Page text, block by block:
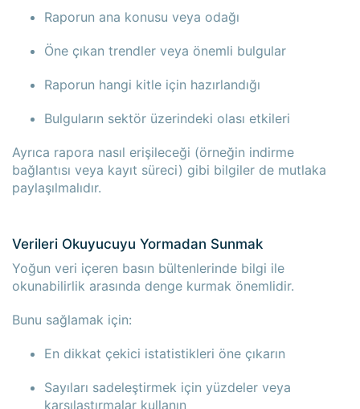
Raporun ana konusu veya odağı
Öne çıkan trendler veya önemli bulgular
Raporun hangi kitle için hazırlandığı
Bulguların sektör üzerindeki olası etkileri
Ayrıca rapora nasıl erişileceği (örneğin indirme
bağlantısı veya kayıt süreci) gibi bilgiler de mutlaka
paylaşılmalıdır.
Verileri Okuyucuyu Yormadan Sunmak
Yoğun veri içeren basın bültenlerinde bilgi ile
okunabilirlik arasında denge kurmak önemlidir.
Bunu sağlamak için:
En dikkat çekici istatistikleri öne çıkarın
Sayıları sadeleştirmek için yüzdeler veya
karşılaştırmalar kullanın